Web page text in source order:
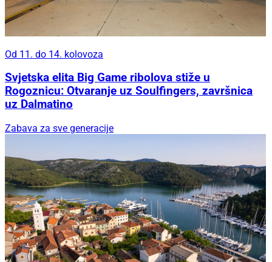
Od 11. do 14. kolovoza
Svjetska elita Big Game ribolova stiže u
Rogoznicu: Otvaranje uz Soulfingers, završnica
uz Dalmatino
Zabava za sve generacije